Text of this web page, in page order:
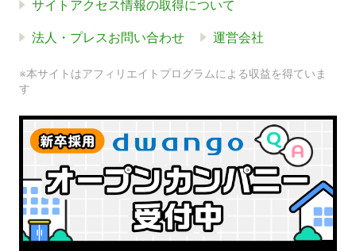
サイトアクセス情報の取得について
法人・プレスお問い合わせ 運営会社
※本サイトはアフィリエイトプログラムによる収益を得ていま
す